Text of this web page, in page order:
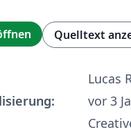
Quelltext
Lucas
vor 3